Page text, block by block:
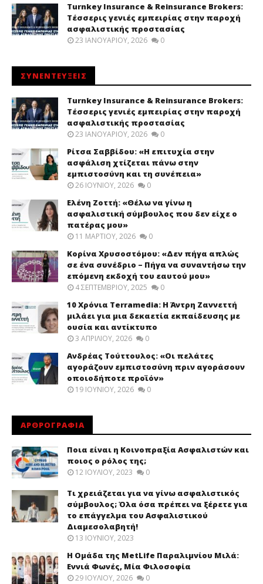
Turnkey Insurance & Reinsurance Brokers:
Τέσσερις γενιές εμπειρίας στην παροχή
ασφαλιστικής προστασίας
23 ΙΑΝΟΥΑΡΊΟΥ, 2026 0
ΣΥΝΕΝΤΕΥΞΕΙΣ
Turnkey Insurance & Reinsurance Brokers:
Τέσσερις γενιές εμπειρίας στην παροχή
ασφαλιστικής προστασίας
23 ΙΑΝΟΥΑΡΊΟΥ, 2026 0
Ρίτσα Σαββίδου: «Η επιτυχία στην
ασφάλιση χτίζεται πάνω στην
εμπιστοσύνη και τη συνέπεια»
26 ΙΟΥΝΊΟΥ, 2026 0
Ελένη Ζοττή: «Θέλω να γίνω η
ασφαλιστική σύμβουλος που δεν είχε ο
πατέρας μου»
11 ΜΑΡΤΊΟΥ, 2026 0
Κορίνα Χρυσοστόμου: «Δεν πήγα απλώς
σε ένα συνέδριο – Πήγα να συναντήσω την
επόμενη εκδοχή του εαυτού μου»
4 ΣΕΠΤΕΜΒΡΊΟΥ, 2025 0
10 Χρόνια Terramedia: Η Άντρη Ζαννεττή
μιλάει για μια δεκαετία εκπαίδευσης με
ουσία και αντίκτυπο
3 ΑΠΡΙΛΊΟΥ, 2026 0
Ανδρέας Τούττουλος: «Οι πελάτες
αγοράζουν εμπιστοσύνη πριν αγοράσουν
οποιοδήποτε προϊόν»
19 ΙΟΥΝΊΟΥ, 2026 0
ΑΡΘΡΟΓΡΑΦΙΑ
Ποια είναι η Κοινοπραξία Ασφαλιστών και
ποιος ο ρόλος της;
12 ΙΟΥΛΊΟΥ, 2023 0
Τι χρειάζεται για να γίνω ασφαλιστικός
σύμβουλος; Όλα όσα πρέπει να ξέρετε για
το επάγγελμα του Ασφαλιστικού
Διαμεσολαβητή!
13 ΙΟΥΝΊΟΥ, 2023
Η Ομάδα της MetLife Παραλιμνίου Μιλά:
Εννιά Φωνές, Μία Φιλοσοφία
29 ΙΟΥΛΊΟΥ, 2026 0